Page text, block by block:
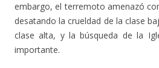
embargo, el terremoto amenazó
desatando la crueldad de la clase
clase alta, y la búsqueda de la
importante.